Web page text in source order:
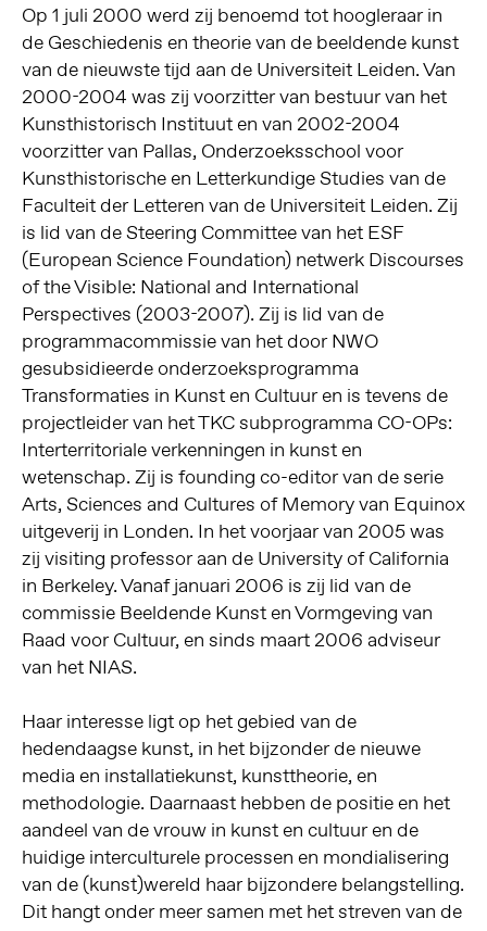
Op 1 juli 2000 werd zij benoemd tot hoogleraar in
de Geschiedenis en theorie van de beeldende kunst
van de nieuwste tijd aan de Universiteit Leiden. Van
2000-2004 was zij voorzitter van bestuur van het
Kunsthistorisch Instituut en van 2002-2004
voorzitter van Pallas, Onderzoeksschool voor
Kunsthistorische en Letterkundige Studies van de
Faculteit der Letteren van de Universiteit Leiden. Zij
is lid van de Steering Committee van het ESF
(European Science Foundation) netwerk Discourses
of the Visible: National and International
Perspectives (2003-2007). Zij is lid van de
programmacommissie van het door NWO
gesubsidieerde onderzoeksprogramma
Transformaties in Kunst en Cultuur en is tevens de
projectleider van het TKC subprogramma CO-OPs:
Interterritoriale verkenningen in kunst en
wetenschap. Zij is founding co-editor van de serie
Arts, Sciences and Cultures of Memory van Equinox
uitgeverij in Londen. In het voorjaar van 2005 was
zij visiting professor aan de University of California
in Berkeley. Vanaf januari 2006 is zij lid van de
commissie Beeldende Kunst en Vormgeving van
Raad voor Cultuur, en sinds maart 2006 adviseur
van het NIAS.
Haar interesse ligt op het gebied van de
hedendaagse kunst, in het bijzonder de nieuwe
media en installatiekunst, kunsttheorie, en
methodologie. Daarnaast hebben de positie en het
aandeel van de vrouw in kunst en cultuur en de
huidige interculturele processen en mondialisering
van de (kunst)wereld haar bijzondere belangstelling.
Dit hangt onder meer samen met het streven van de